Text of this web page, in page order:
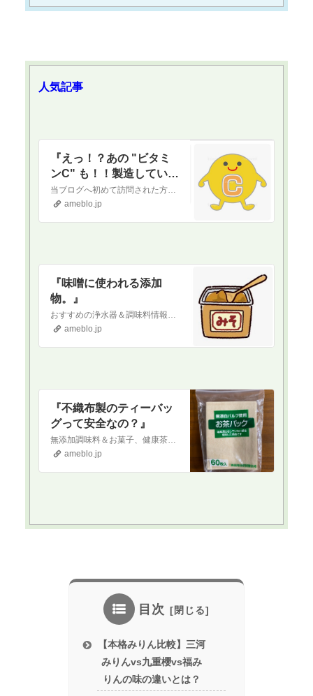
人気記事
『えっ！？あの "ビタミ
ンC" も！！製造している
のは◯国だった。』
当ブログへ初めて訪問された方へ当ブログは正しい食を通して健康になりたい！という方に向けて書いているブログです。古くから伝わる日本食を中心に、薬膳の知識なども織…
ameblo.jp
『味噌に使われる添加
物。』
おすすめの浄水器＆調味料情報『安全な水を飲もう‼️』当ブログへ初めて訪問された方へ当ブログは『新型コロナワクチン接種をしようかどうか迷っている』という方や『ワ…
ameblo.jp
『不織布製のティーバッ
グって安全なの？』
ameblo.jp
目次
【本格みりん比較】三河
みりんvs九重櫻vs福み
りんの味の違いとは？